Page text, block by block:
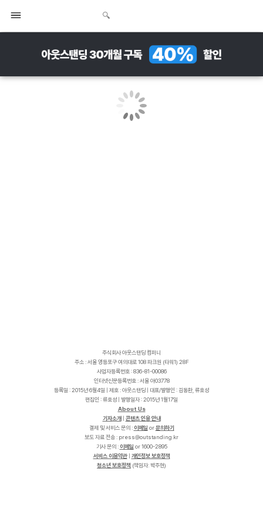
주식회사 아웃스탠딩 컴퍼니
주소 : 서울 영등포구 여의대로 108 파크원 (타워1) 28F
사업자등록번호 : 836-81-00086
인터넷신문등록번호 : 서울 아03778
등록일 : 2015년 6월4일 | 제호 : 아웃스탠딩 | 대표/발행인 : 김동환, 류호성
편집인 : 류호성 | 발행일자 : 2015년 1월17일
About Us
기자소개
콘텐츠 인용 안내
결제 및 서비스 문의 : 이메일 or문의하기
보도 자료 전송 :
r
k
.
g
n
i
d
n
a
t
s
t
u
o
@
s
s
e
r
p
기사 문의 : 이메일 or 1600-2895
서비스 이용약관| 개인정보 보호정책
청소년 보호정책 (책임자: 박주현)